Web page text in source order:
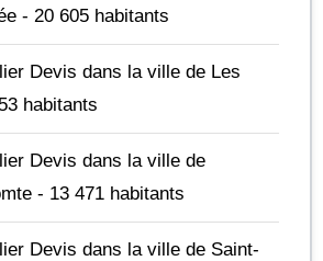
- 20 605 habitants
Devis dans la ville de Les
habitants
Devis dans la ville de
- 13 471 habitants
Devis dans la ville de Saint-